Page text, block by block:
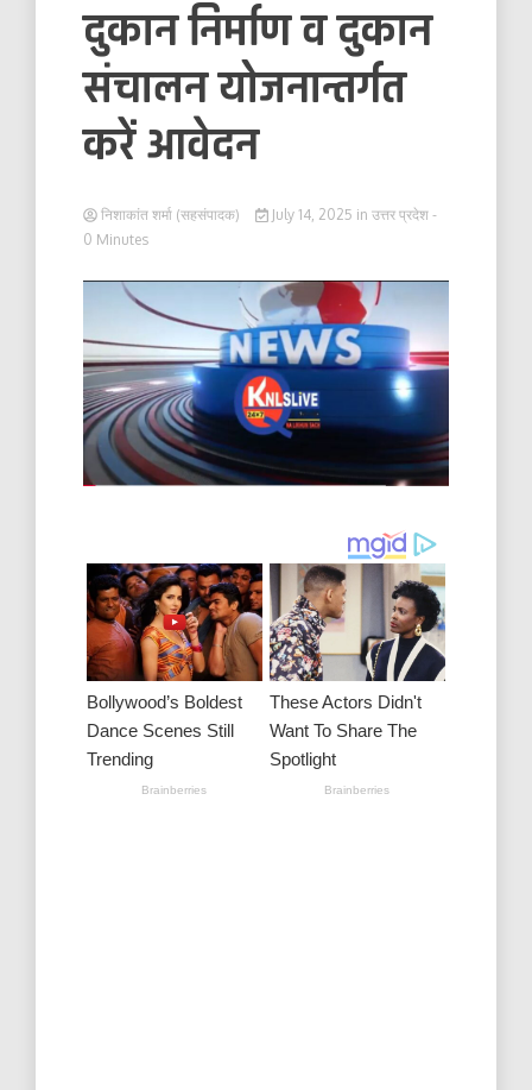
दुकान निर्माण व दुकान
संचालन योजनान्तर्गत
करें आवेदन
निशाकांत शर्मा (सहसंपादक) July 14, 2025 in उत्तर प्रदेश -
0 Minutes